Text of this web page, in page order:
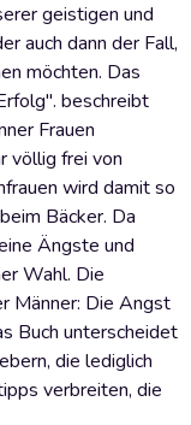
geistigen und
auch dann der Fall,
möchten. Das
beschreibt
Frauen
völlig frei von
wird damit so
Bäcker. Da
Ängste und
Wahl. Die
Männer: Die Angst
Buch unterscheidet
die lediglich
verbreiten, die